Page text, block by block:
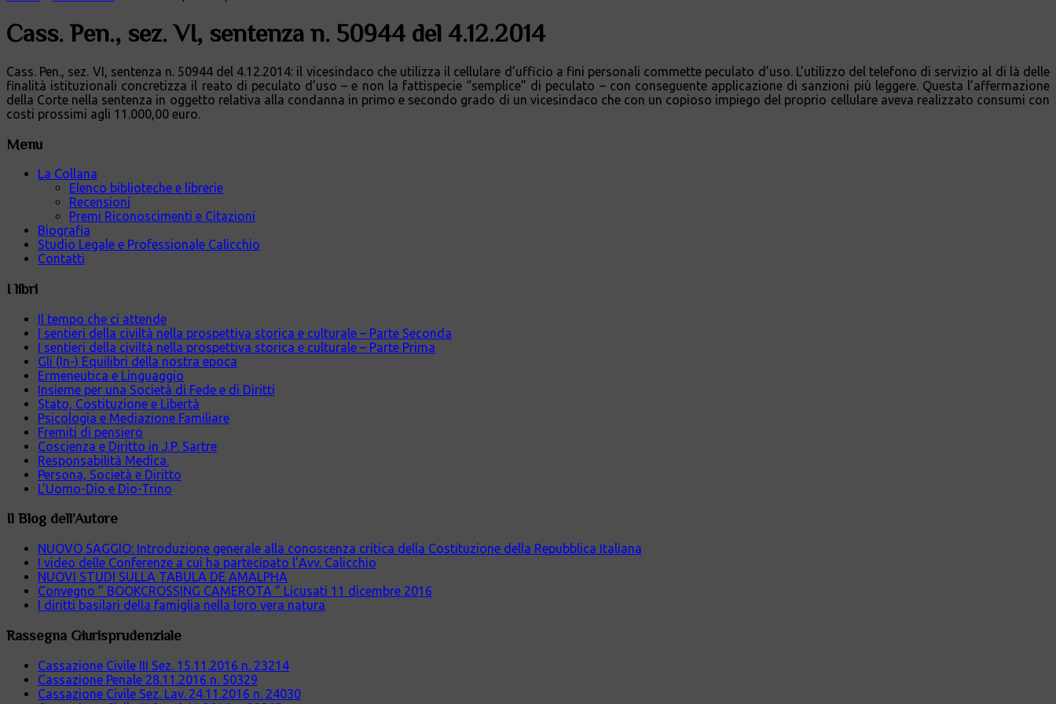
Cass. Pen., sez. VI, sentenza n. 50944 del 4.12.2014
Cass. Pen., sez. VI, sentenza n. 50944 del 4.12.2014: il vicesindaco che utilizza il cellulare d’ufficio a fini personali commette peculato d’uso. L’utilizzo del telefono di servizio al di là delle
finalità istituzionali concretizza il reato di peculato d’uso – e non la fattispecie “semplice” di peculato – con conseguente applicazione di sanzioni più leggere. Questa l’affermazione
della Corte nella sentenza in oggetto relativa alla condanna in primo e secondo grado di un vicesindaco che con un copioso impiego del proprio cellulare aveva realizzato consumi con
costi prossimi agli 11.000,00 euro.
Menu
La Collana
Elenco biblioteche e librerie
Recensioni
Premi Riconoscimenti e Citazioni
Biografia
Studio Legale e Professionale Calicchio
Contatti
I libri
Il tempo che ci attende
I sentieri della civiltà nella prospettiva storica e culturale – Parte Seconda
I sentieri della civiltà nella prospettiva storica e culturale – Parte Prima
Gli (In-) Equilibri della nostra epoca
Ermeneutica e Linguaggio
Insieme per una Società di Fede e di Diritti
Stato, Costituzione e Libertà
Psicologia e Mediazione Familiare
Fremiti di pensiero
Coscienza e Diritto in J.P. Sartre
Responsabilità Medica.
Persona, Società e Diritto
L’Uomo-Dio e Dio-Trino
Il Blog dell’Autore
NUOVO SAGGIO: Introduzione generale alla conoscenza critica della Costituzione della Repubblica Italiana
I video delle Conferenze a cui ha partecipato l’Avv. Calicchio
NUOVI STUDI SULLA TABULA DE AMALPHA
Convegno ” BOOKCROSSING CAMEROTA ” Licusati 11 dicembre 2016
I diritti basilari della famiglia nella loro vera natura
Rassegna Giurisprudenziale
Cassazione Civile III Sez. 15.11.2016 n. 23214
Cassazione Penale 28.11.2016 n. 50329
Cassazione Civile Sez. Lav. 24.11.2016 n. 24030